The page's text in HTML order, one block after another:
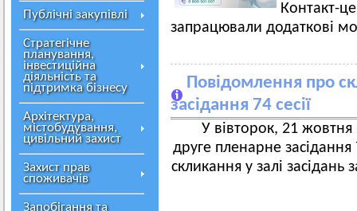
Публічні закупівлі
Стратегічне
планування,
інвестиційна
діяльність та
підтримка бізнесу
Архітектура,
містобудування,
цивільний захист
Захист прав
споживачів
Запобігання та
Контакт-
запрацювали додаткові
Повідомлення про
засідання 74 сесії
У вівторок, 21 жовтня
друге пленарне засідання
скликання у залі